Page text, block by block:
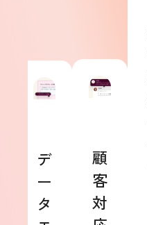
デ
ー
タ
顧
客
対